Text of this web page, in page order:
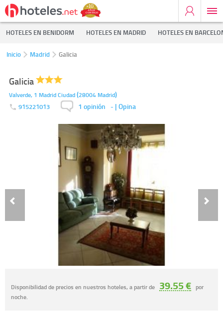
HOTELES EN BENIDORM HOTELES EN MADRID HOTELES EN
Inicio Madrid Galicia
Galicia
Valverde, 1 Madrid Ciudad(28004 Madrid)
915221013 1 opinión - | Opina
Disponibilidad de precios en nuestros hoteles, a partir de 39.55 € por
noche.